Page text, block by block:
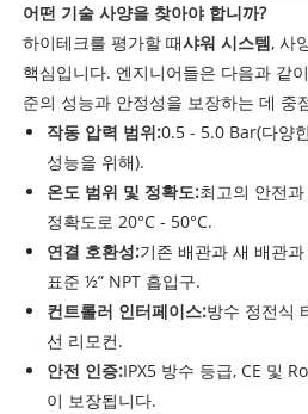
어떤 기술 사양을 찾아야 합니까?
하이테크를 평가할 때샤워 시스템, 사
핵심입니다. 엔지니어들은 다음과 같
준의 성능과 안정성을 보장하는 데 중
작동 압력 범위:0.5 - 5.0 Bar(다양
성능을 위해).
온도 범위 및 정확도:최고의 안전
정확도로 20°C - 50°C.
연결 호환성:기존 배관과 새 배관
표준 ½” NPT 흡입구.
컨트롤러 인터페이스:방수 정전식
선 리모컨.
안전 인증:IPX5 방수 등급, CE 및
이 보장됩니다.